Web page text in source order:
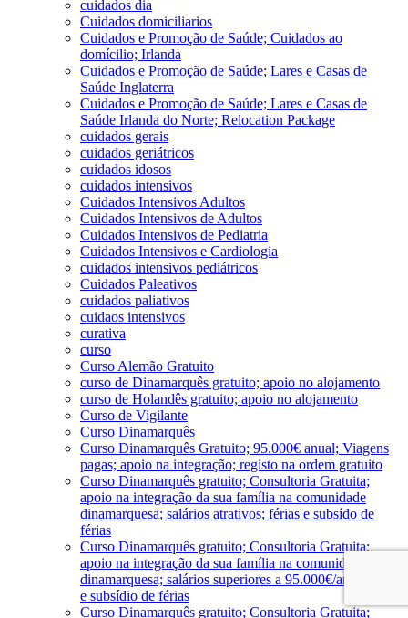
cuidados dia
Cuidados domiciliarios
Cuidados e Promoção de Saúde; Cuidados ao
domícilio; Irlanda
Cuidados e Promoção de Saúde; Lares e Casas de
Saúde Inglaterra
Cuidados e Promoção de Saúde; Lares e Casas de
Saúde Irlanda do Norte; Relocation Package
cuidados gerais
cuidados geriátricos
cuidados idosos
cuidados intensivos
Cuidados Intensivos Adultos
Cuidados Intensivos de Adultos
Cuidados Intensivos de Pediatria
Cuidados Intensivos e Cardiologia
cuidados intensivos pediátricos
Cuidados Paleativos
cuidados paliativos
cuidaos intensivos
curativa
curso
Curso Alemão Gratuito
curso de Dinamarquês gratuito; apoio no alojamento
curso de Holandês gratuito; apoio no alojamento
Curso de Vigilante
Curso Dinamarquês
Curso Dinamarquês Gratuito; 95.000€ anual; Viagens
pagas; apoio na integração; registo na ordem gratuito
Curso Dinamarquês gratuito; Consultoria Gratuita;
apoio na integração da sua família na comunidade
dinamarquesa; salários atrativos; férias e subsído de
férias
Curso Dinamarquês gratuito; Consultoria Gratuita;
apoio na integração da sua família na comunidade
dinamarquesa; salários superiores a 95.000€/ano; férias
e subsídio de férias
Curso Dinamarquês gratuito; Consultoria Gratuita;